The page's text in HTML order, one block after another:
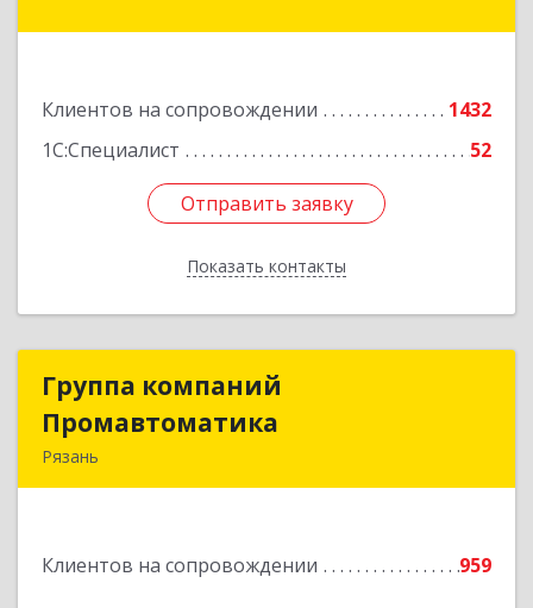
Клиентов на сопровождении
1432
1С:Специалист
52
Отправить заявку
Показать контакты
Отправить заявку
Назад
Группа компаний
Промавтоматика
Рязань
Клиентов на сопровождении 959
Группа компаний
Промавтоматика
Подробнее